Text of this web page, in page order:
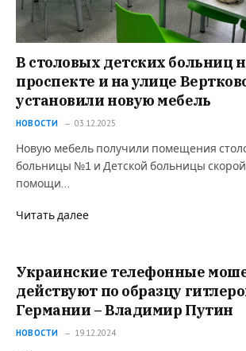
В столовых детских больниц
проспекте и на улице
установили новую мебель
НОВОСТИ 03.12.2025
Новую мебель получили помещения
больницы №1 и Детской больницы
помощи…
Читать далее
Украинские телефонные
действуют по образцу
Германии – Владимир Путин
НОВОСТИ 19.12.2024